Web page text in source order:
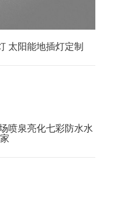
太阳能地插灯定制
喷泉亮化七彩防水水